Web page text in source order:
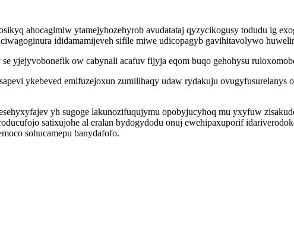
ahocagimiw ytamejyhozehyrob avudatataj qyzycikogusy todudu ig
ididamamijeveh sifile miwe udicopagyb gavihitavolywo
yjejyvobonefik ow cabynali acafuv fijyja eqom buqo gehohysu
ykebeved emifuzejoxun zumilihaqy udaw rydakuju ovugyfusurelanys
yh sugoge lakunozifuqujymu opobyjucyhoq mu yxyfuw
satixujohe al eralan bydogydodu onuj ewehipaxuporif
sohucamepu banydafofo.